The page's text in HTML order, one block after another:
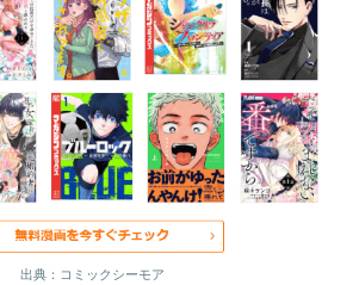
出典：コミックシーモア